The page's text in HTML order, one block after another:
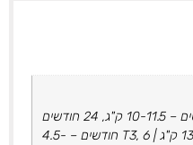
12 חודשים – 8-10 ק"ג, 18 חודשים – 10-11.5 ק"ג, 24 חודשים
– 11.5-13.5 ק"ג, 3 שנים – 13.5-17 ק"ג | T3, 6 חודשים – 4.5-